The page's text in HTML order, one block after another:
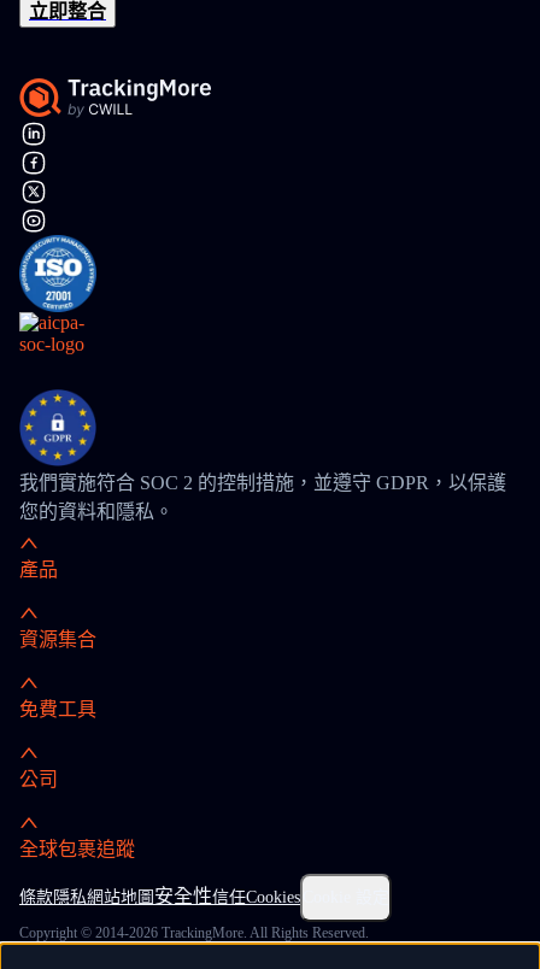
立即整合
我們實施符合 SOC 2 的控制措施，並遵守 GDPR，以保護
您的資料和隱私。
產品
資源集合
免費工具
公司
全球包裹追蹤
條款隱私網站地圖 安全性信任Cookies
Copyright © 2014-2026 TrackingMore. All Rights Reserved.